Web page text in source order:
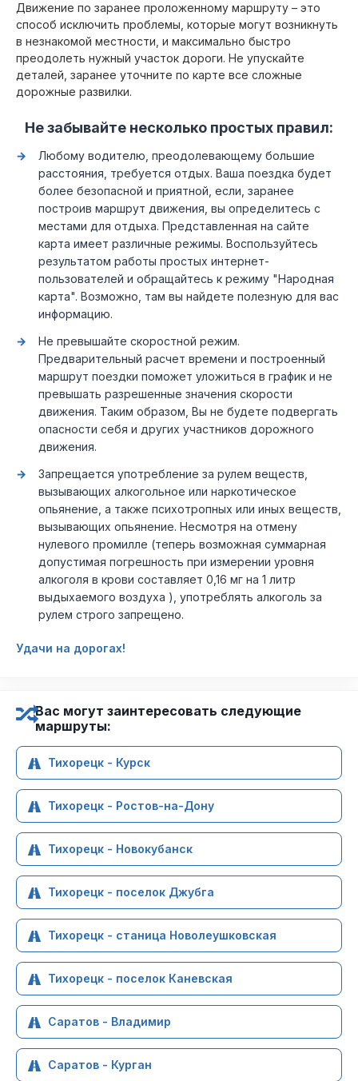
Движение по заранее проложенному маршруту – это
способ исключить проблемы, которые могут возникнуть
в незнакомой местности, и максимально быстро
преодолеть нужный участок дороги. Не упускайте
деталей, заранее уточните по карте все сложные
дорожные развилки.
Не забывайте несколько простых правил:
Любому водителю, преодолевающему большие
расстояния, требуется отдых. Ваша поездка будет
более безопасной и приятной, если, заранее
построив маршрут движения, вы определитесь с
местами для отдыха. Представленная на сайте
карта имеет различные режимы. Воспользуйтесь
результатом работы простых интернет-
пользователей и обращайтесь к режиму "Народная
карта". Возможно, там вы найдете полезную для вас
информацию.
Не превышайте скоростной режим.
Предварительный расчет времени и построенный
маршрут поездки поможет уложиться в график и не
превышать разрешенные значения скорости
движения. Таким образом, Вы не будете подвергать
опасности себя и других участников дорожного
движения.
Запрещается употребление за рулем веществ,
вызывающих алкогольное или наркотическое
опьянение, а также психотропных или иных веществ,
вызывающих опьянение. Несмотря на отмену
нулевого промилле (теперь возможная суммарная
допустимая погрешность при измерении уровня
алкоголя в крови составляет 0,16 мг на 1 литр
выдыхаемого воздуха ), употреблять алкоголь за
рулем строго запрещено.
Удачи на дорогах!
Вас могут заинтересовать следующие
маршруты:
Тихорецк - Курск
Тихорецк - Ростов-на-Дону
Тихорецк - Новокубанск
Тихорецк - поселок Джубга
Тихорецк - станица Новолеушковская
Тихорецк - поселок Каневская
Саратов - Владимир
Саратов - Курган